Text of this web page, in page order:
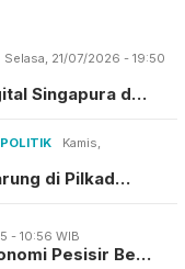
Selasa, 21/07/2026 - 19:50
Singapura d…
POLITIK
Kamis,
di Pilkad…
- 10:56 WIB
Pesisir Be…